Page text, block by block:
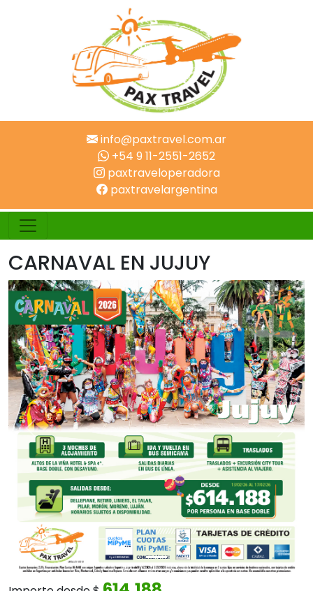
info@paxtravel.com.ar
+54 9 11-2551-2652
paxtraveloperadora
paxtravelargentina
CARNAVAL EN JUJUY
Anterior